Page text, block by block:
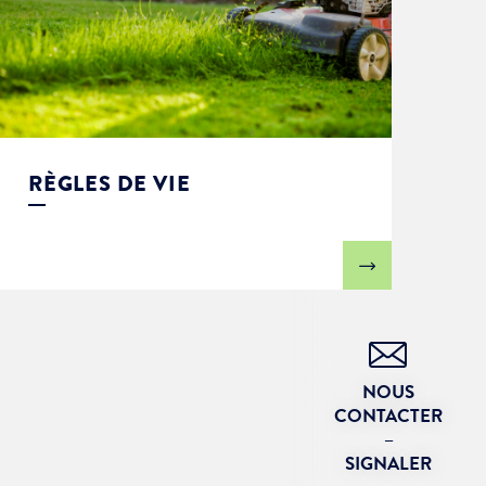
RÈGLES DE VIE
NOUS
CONTACTER
–
SIGNALER